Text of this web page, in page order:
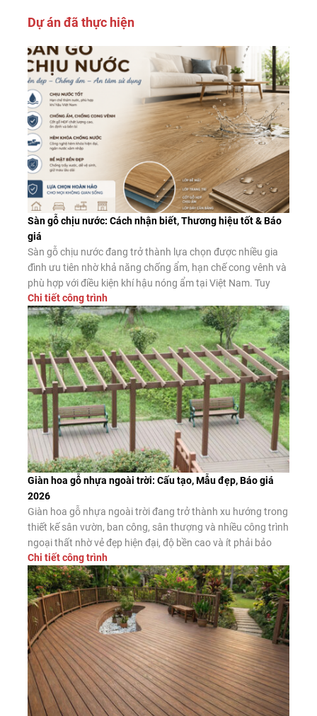
Dự án đã thực hiện
Sàn gỗ chịu nước: Cách nhận biết, Thương hiệu tốt & Báo
giá
Sàn gỗ chịu nước đang trở thành lựa chọn được nhiều gia
đình ưu tiên nhờ khả năng chống ẩm, hạn chế cong vênh và
phù hợp với điều kiện khí hậu nóng ẩm tại Việt Nam. Tuy
nhiên, không phải sản phẩm nào được quảng cáo là “chịu
nước” cũng có chất lượng như […]
Chi tiết công trình
Giàn hoa gỗ nhựa ngoài trời: Cấu tạo, Mẫu đẹp, Báo giá
2026
Giàn hoa gỗ nhựa ngoài trời đang trở thành xu hướng trong
thiết kế sân vườn, ban công, sân thượng và nhiều công trình
ngoại thất nhờ vẻ đẹp hiện đại, độ bền cao và ít phải bảo
dưỡng. Đây là giải pháp thay thế hiệu quả cho giàn hoa gỗ
tự nhiên và giàn […]
Chi tiết công trình